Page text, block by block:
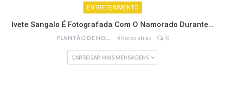
ENTRETENIMENTO
Ivete Sangalo É Fotografada Com O Namorado Durante…
PLANTÃO DE NOTÍCIAS 4 horas atrás 0
CARREGAR MAIS MENSAGENS